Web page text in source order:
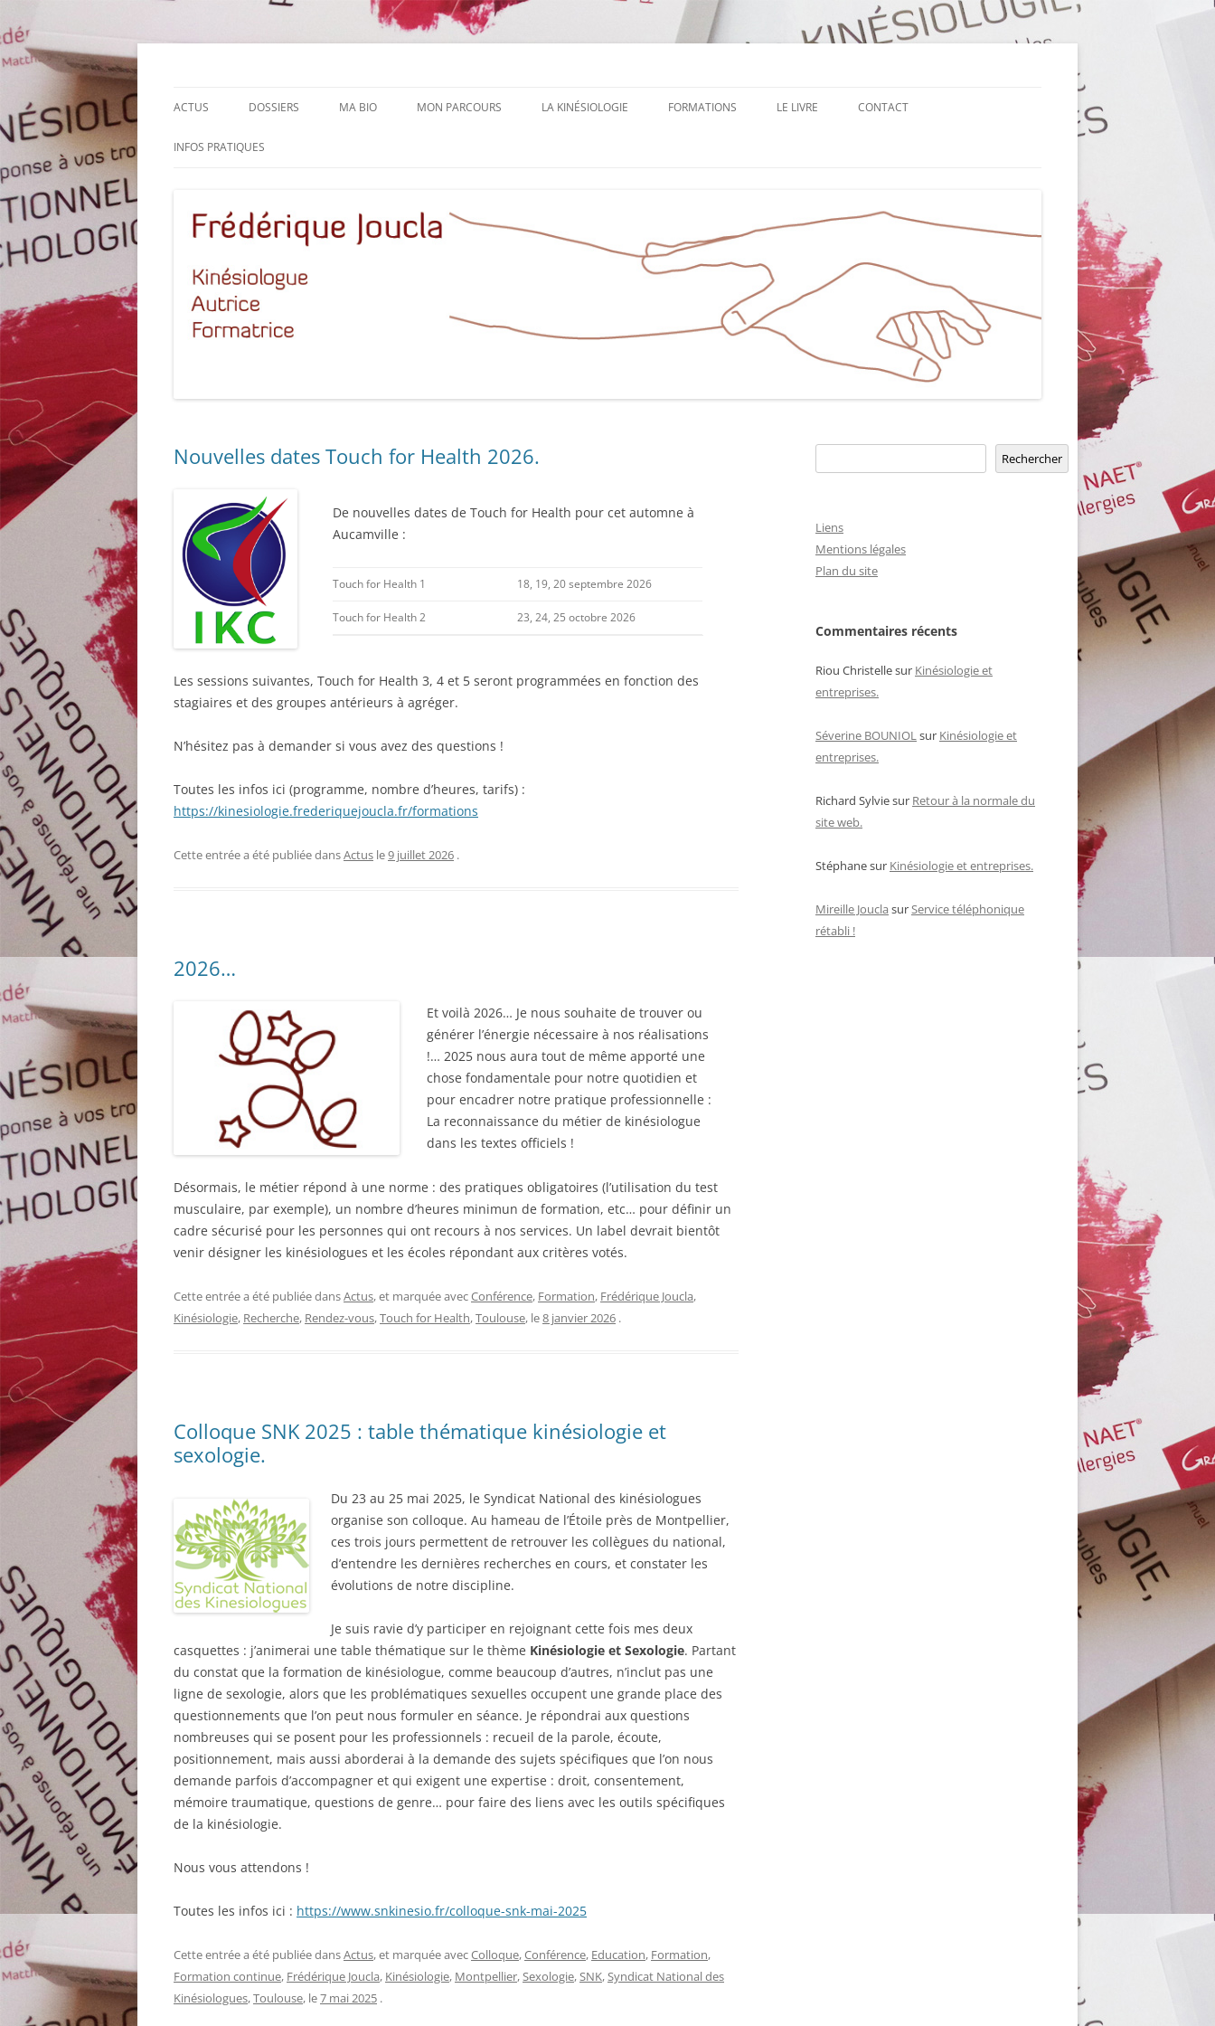
Aller
ACTUS DOSSIERS MA BIO MON PARCOURS LA KINÉSIOLOGIE FORMATIONS LE LIVRE CONTACT
INFOS PRATIQUES
Nouvelles dates Touch for Health 2026.
De nouvelles dates de Touch for Health pour cet automne à
Aucamville :
Touch for Health 1 18, 19, 20 septembre 2026
Touch for Health 2 23, 24, 25 octobre 2026
Les sessions suivantes, Touch for Health 3, 4 et 5 seront programmées en fonction des
stagiaires et des groupes antérieurs à agréger.
N’hésitez pas à demander si vous avez des questions !
Toutes les infos ici (programme, nombre d’heures, tarifs) :
https://kinesiologie.frederiquejoucla.fr/formations
Cette entrée a été publiée dansActus le9 juillet 2026 .
2026…
Et voilà 2026… Je nous souhaite de trouver ou
générer l’énergie nécessaire à nos réalisations
!… 2025 nous aura tout de même apporté une
chose fondamentale pour notre quotidien et
pour encadrer notre pratique professionnelle :
La reconnaissance du métier de kinésiologue
dans les textes officiels !
Désormais, le métier répond à une norme : des pratiques obligatoires (l’utilisation du test
musculaire, par exemple), un nombre d’heures minimun de formation, etc… pour définir un
cadre sécurisé pour les personnes qui ont recours à nos services. Un label devrait bientôt
venir désigner les kinésiologues et les écoles répondant aux critères votés.
Cette entrée a été publiée dansActus, et marquée avecConférence, Formation, Frédérique Joucla,
Kinésiologie, Recherche, Rendez-vous,Touch for Health,Toulouse, le8 janvier 2026 .
Colloque SNK 2025 : table thématique kinésiologie et
sexologie.
Du 23 au 25 mai 2025, le Syndicat National des kinésiologues
organise son colloque. Au hameau de l’Étoile près de Montpellier,
ces trois jours permettent de retrouver les collègues du national,
d’entendre les dernières recherches en cours, et constater les
évolutions de notre discipline.
Je suis ravie d’y participer en rejoignant cette fois mes deux
casquettes : j’animerai une table thématique sur le thème Kinésiologie et Sexologie. Partant
du constat que la formation de kinésiologue, comme beaucoup d’autres, n’inclut pas une
ligne de sexologie, alors que les problématiques sexuelles occupent une grande place des
questionnements que l’on peut nous formuler en séance. Je répondrai aux questions
nombreuses qui se posent pour les professionnels : recueil de la parole, écoute,
positionnement, mais aussi aborderai à la demande des sujets spécifiques que l’on nous
demande parfois d’accompagner et qui exigent une expertise : droit, consentement,
mémoire traumatique, questions de genre… pour faire des liens avec les outils spécifiques
de la kinésiologie.
Nous vous attendons !
Toutes les infos ici : https://www.snkinesio.fr/colloque-snk-mai-2025
Cette entrée a été publiée dansActus, et marquée avecColloque,Conférence, Education, Formation,
Formation continue, Frédérique Joucla, Kinésiologie, Montpellier,Sexologie,SNK,Syndicat National des
Kinésiologues,Toulouse, le7 mai 2025 .
Rechercher
Liens
Mentions légales
Plan du site
Commentaires récents
Riou Christellesur Kinésiologie et
entreprises.
Séverine BOUNIOL sur Kinésiologie et
entreprises.
Richard Sylviesur Retour à la normale du
site web.
Stéphanesur Kinésiologie et entreprises.
Mireille Joucla sur Service téléphonique
rétabli !